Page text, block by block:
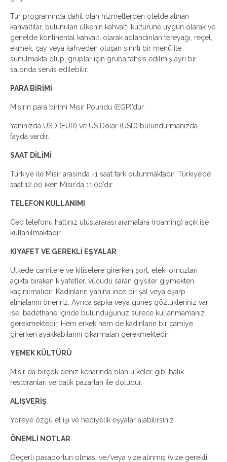
Tur programında dahil olan hizmetlerden otelde alınan
kahvaltılar, bulunulan ülkenin kahvaltı kültürüne uygun olarak ve
genelde kontinental kahvaltı olarak adlandırılan tereyağı, reçel,
ekmek, çay veya kahveden oluşan sınırlı bir menü ile
sunulmakta olup, gruplar için gruba tahsis edilmiş ayrı bir
salonda servis edilebilir.
PARA BİRİMİ
Mısırın para birimi Mısır Poundu (EGP)’dur.
Yanınızda USD (EUR) ve US Dolar (USD) bulundurmanızda
fayda vardır.
SAAT DİLİMİ
Türkiye ile Mısır arasında -1 saat fark bulunmaktadır. Türkiye’de
saat 12.00 iken Mısır’da 11.00’dır.
TELEFON KULLANIMI
Cep telefonu hattınız uluslararası aramalara (roaming) açık ise
kullanılmaktadır.
KIYAFET VE GEREKLİ EŞYALAR
Ülkede camilere ve kiliselere girerken şort, etek, omuzları
açıkta bırakan kıyafetler, vücudu saran giysiler giymekten
kaçınılmalıdır. Kadınların yanına ince bir şal veya eşarp
almalarını öneririz. Ayrıca şapka veya güneş gözlükleriniz var
ise ibadethane içinde bulunduğunuz sürece kullanmamanız
gerekmektedir. Hem erkek hem de kadınların bir camiye
girerken ayakkabılarını çıkarmaları gerekmektedir.
YEMEK KÜLTÜRÜ
Mısır da birçok deniz kenarında olan ülkeler gibi balık
restoranları ve balık pazarları ile doludur.
ALIŞVERİŞ
Yöreye özgü el işi ve hediyelik eşyalar alabilirsiniz
ÖNEMLİ NOTLAR
Geçerli pasaportun olması ve/veya vize alınmış (vize gerekli